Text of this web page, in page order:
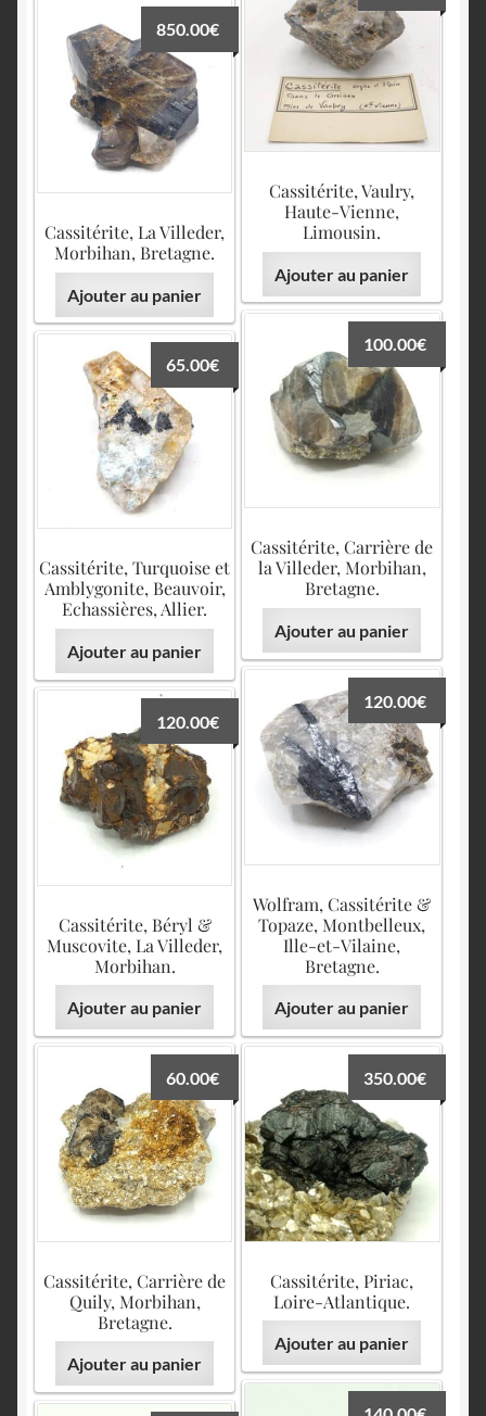
Cassitérite, Vaulry,
Haute-Vienne,
Limousin.
Ajouter au panier
Cassitérite, La Villeder,
Morbihan, Bretagne.
850.00€
Ajouter au panier
Cassitérite, Carrière de
la Villeder, Morbihan,
Bretagne.
100.00€
Ajouter au panier
Cassitérite, Turquoise et
Amblygonite, Beauvoir,
Echassières, Allier.
65.00€
Ajouter au panier
Wolfram, Cassitérite &
Topaze, Montbelleux,
Ille-et-Vilaine,
Bretagne.
120.00€
Ajouter au panier
Cassitérite, Béryl &
Muscovite, La Villeder,
Morbihan.
120.00€
Ajouter au panier
Cassitérite, Carrière de
Quily, Morbihan,
Bretagne.
60.00€
Ajouter au panier
Cassitérite, Piriac,
Loire-Atlantique.
350.00€
Ajouter au panier